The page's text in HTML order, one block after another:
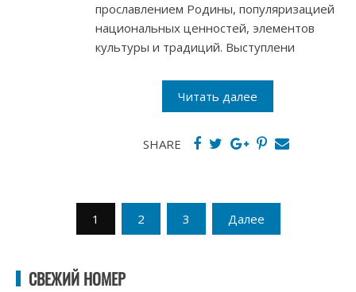
прославлением Родины, популяризацией
национальных ценностей, элементов
культуры и традиций. Выступлени
Читать далее
SHARE
Пагинация
записей
1 2 3 Далее
СВЕЖИЙ НОМЕР